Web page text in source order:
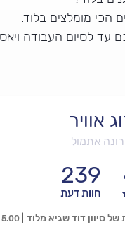
הכי מומלצים בלוד.
עד לסיום העבודה
אוויר
אתמול
239
חוות דעת
של סיוון דוד שגיא מלוד 5.00